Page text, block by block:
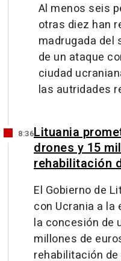
Al menos seis
otras diez han
madrugada del
de un ataque
ciudad
las autridades
8:36Lituania
drones y 15
rehabilitación
El Gobierno de
con Ucrania a la
la concesión de
millones de
rehabilitación